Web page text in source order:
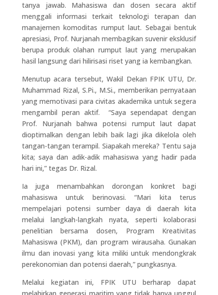
tanya jawab. Mahasiswa dan dosen secara aktif
menggali informasi terkait teknologi terapan dan
manajemen komoditas rumput laut. Sebagai bentuk
apresiasi, Prof. Nurjanah membagikan suvenir eksklusif
berupa produk olahan rumput laut yang merupakan
hasil langsung dari hilirisasi riset yang ia kembangkan.
Menutup acara tersebut, Wakil Dekan FPIK UTU, Dr.
Muhammad Rizal, S.Pi., M.Si., memberikan pernyataan
yang memotivasi para civitas akademika untuk segera
mengambil peran aktif.
“Saya sependapat dengan
Prof. Nurjanah bahwa potensi rumput laut dapat
dioptimalkan dengan lebih baik lagi jika dikelola oleh
tangan-tangan terampil. Siapakah mereka? Tentu saja
kita; saya dan adik-adik mahasiswa yang hadir pada
hari ini,” tegas Dr. Rizal.
Ia juga menambahkan dorongan konkret bagi
mahasiswa untuk berinovasi. “Mari kita terus
mempelajari potensi sumber daya di daerah kita
melalui langkah-langkah nyata, seperti kolaborasi
penelitian bersama dosen, Program Kreativitas
Mahasiswa (PKM), dan program wirausaha. Gunakan
ilmu dan inovasi yang kita miliki untuk mendongkrak
perekonomian dan potensi daerah,” pungkasnya.
Melalui kegiatan ini, FPIK UTU berharap dapat